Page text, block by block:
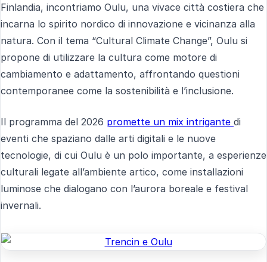
Finlandia, incontriamo Oulu, una vivace città costiera che
incarna lo spirito nordico di innovazione e vicinanza alla
natura. Con il tema “Cultural Climate Change”, Oulu si
propone di utilizzare la cultura come motore di
cambiamento e adattamento, affrontando questioni
contemporanee come la sostenibilità e l’inclusione.
Il programma del 2026 promette un mix intrigante di
eventi che spaziano dalle arti digitali e le nuove
tecnologie, di cui Oulu è un polo importante, a esperienze
culturali legate all’ambiente artico, come installazioni
luminose che dialogano con l’aurora boreale e festival
invernali.